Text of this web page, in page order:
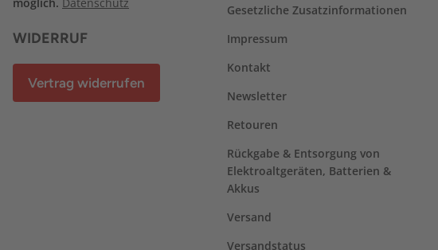
WIDERRUF
Vertrag widerrufen
Gesetzliche Zusatzinformationen
Impressum
Kontakt
Newsletter
Retouren
Rückgabe & Entsorgung von
Elektroaltgeräten, Batterien &
Akkus
Versand
Versandstatus